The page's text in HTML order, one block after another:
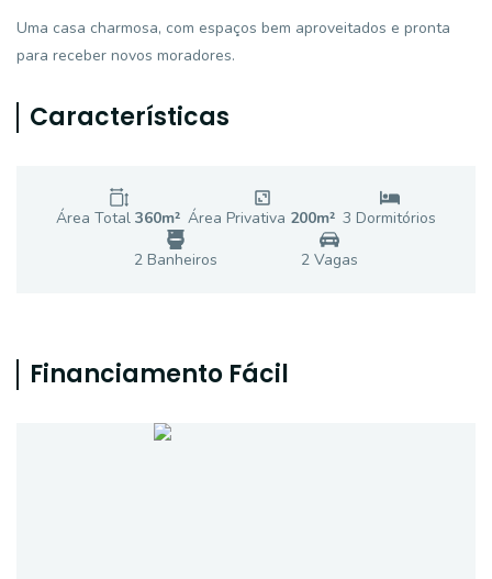
Uma casa charmosa, com espaços bem aproveitados e pronta
para receber novos moradores.
Características
Área Total 360m² Área Privativa 200m² 3 Dormitórios
2Banheiros 2 Vagas
Financiamento Fácil